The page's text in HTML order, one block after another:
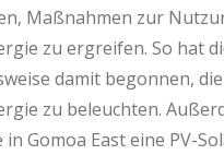
Maßnahmen zur
zu ergreifen. So hat
damit begonnen,
zu beleuchten.
in Gomoa East eine PV-